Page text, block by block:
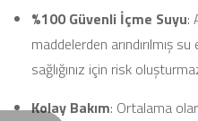
%100 Güvenli İçme Suyu:
maddelerden arındırılmış
sağlığınız için risk
Kolay Bakım: Ortalama